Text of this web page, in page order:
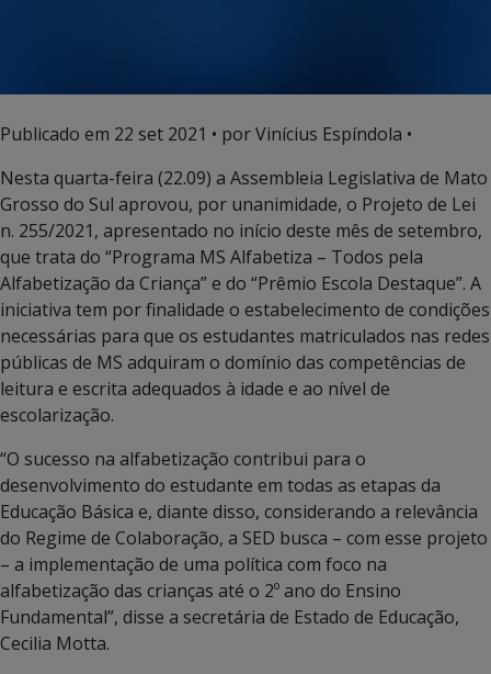
Publicado em 22 set 2021 • por Vinícius Espíndola •
Nesta quarta-feira (22.09) a Assembleia Legislativa de Mato
Grosso do Sul aprovou, por unanimidade, o Projeto de Lei
n. 255/2021, apresentado no início deste mês de setembro,
que trata do “Programa MS Alfabetiza – Todos pela
Alfabetização da Criança” e do “Prêmio Escola Destaque”. A
iniciativa tem por finalidade o estabelecimento de condições
necessárias para que os estudantes matriculados nas redes
públicas de MS adquiram o domínio das competências de
leitura e escrita adequados à idade e ao nível de
escolarização.
“O sucesso na alfabetização contribui para o
desenvolvimento do estudante em todas as etapas da
Educação Básica e, diante disso, considerando a relevância
do Regime de Colaboração, a SED busca – com esse projeto
– a implementação de uma política com foco na
alfabetização das crianças até o 2º ano do Ensino
Fundamental”, disse a secretária de Estado de Educação,
Cecilia Motta.